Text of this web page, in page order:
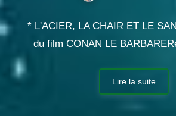
* L'ACIER, LA CHAIR ET LE
du film CONAN LE
Lire la suite